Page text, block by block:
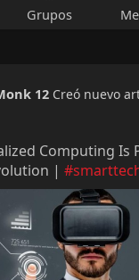
Grupos
12 Creó nuevo
Computing Is
|